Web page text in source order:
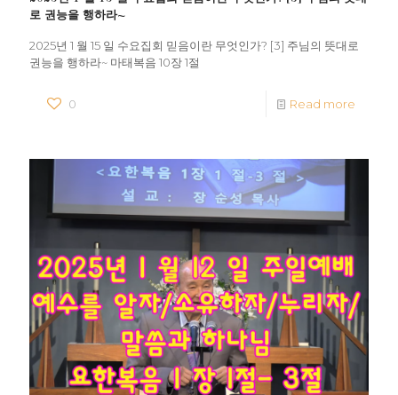
로 권능을 행하라~
2025년 1 월 15 일 수요집회 믿음이란 무엇인가? [3] 주님의 뜻대로
권능을 행하라~ 마태복음 10장 1절
0 Read more